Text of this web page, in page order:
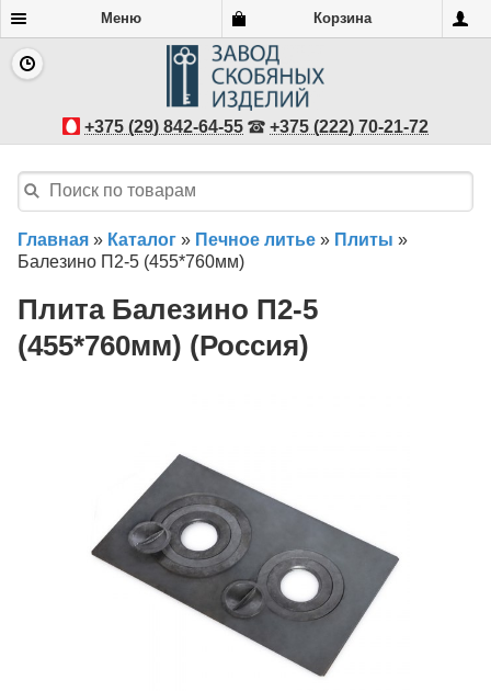
Меню Корзина
+375 (29) 842-64-55 +375 (222) 70-21-72
Главная » Каталог » Печное литье » Плиты »
Балезино П2-5 (455*760мм)
Плита Балезино П2-5
(455*760мм) (Россия)